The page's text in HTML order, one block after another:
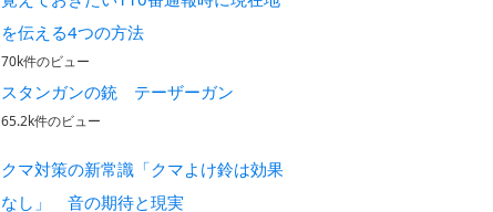
を伝える4つの方法
70k件のビュー
スタンガンの銃 テーザーガン
65.2k件のビュー
クマ対策の新常識「クマよけ鈴は効果
なし」 音の期待と現実